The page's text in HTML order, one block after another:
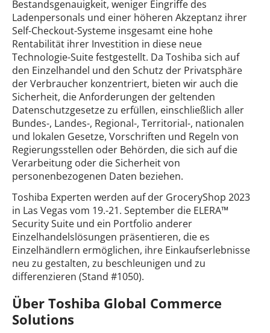
Bestandsgenauigkeit, weniger Eingriffe des
Ladenpersonals und einer höheren Akzeptanz ihrer
Self-Checkout-Systeme insgesamt eine hohe
Rentabilität ihrer Investition in diese neue
Technologie-Suite festgestellt. Da Toshiba sich auf
den Einzelhandel und den Schutz der Privatsphäre
der Verbraucher konzentriert, bieten wir auch die
Sicherheit, die Anforderungen der geltenden
Datenschutzgesetze zu erfüllen, einschließlich aller
Bundes-, Landes-, Regional-, Territorial-, nationalen
und lokalen Gesetze, Vorschriften und Regeln von
Regierungsstellen oder Behörden, die sich auf die
Verarbeitung oder die Sicherheit von
personenbezogenen Daten beziehen.
Toshiba Experten werden auf der GroceryShop 2023
in Las Vegas vom 19.-21. September die ELERA™
Security Suite und ein Portfolio anderer
Einzelhandelslösungen präsentieren, die es
Einzelhändlern ermöglichen, ihre Einkaufserlebnisse
neu zu gestalten, zu beschleunigen und zu
differenzieren (Stand #1050).
Über Toshiba Global Commerce
Solutions